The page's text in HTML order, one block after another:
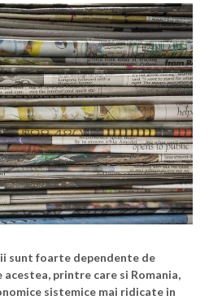
sunt foarte dependente de
printre care si Romania,
sistemice mai ridicate in